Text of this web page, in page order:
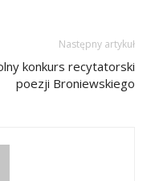
Następny artykuł
konkurs recytatorski
poezji Broniewskiego